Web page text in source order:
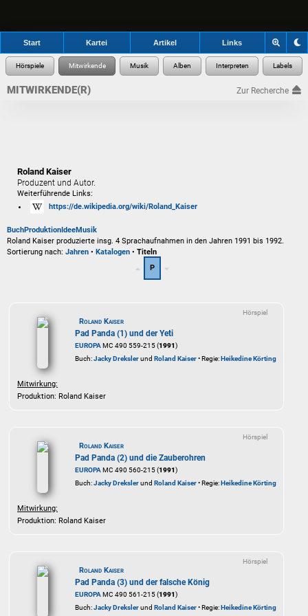
Start Kartei Artikel Links
MITWIRKENDE(R) Zur Recherche
Roland Kaiser
Produzent und Autor.
Weiterführende Links:
https://de.wikipedia.org/wiki/Roland_Kaiser
BuchProduktion IdeeMusik
Roland Kaiser produzierte insg. 4 Sprachaufnahmen in den Jahren 1991 bis 1992.
Sortierung nach: Jahren • Katalogen • Titeln
P
Hörspiel
Roland Kaiser
Pad Panda (1) und der Yeti
EUROPAMC 490 559-215 (1991)
Buch:Jacky Drekslerund Roland Kaiser• Regie:Heikedine Körting
Mitwirkung:
Produktion: Roland Kaiser
Hörspiel
Roland Kaiser
Pad Panda (2) und die Zauberohren
EUROPAMC 490 560-215 (1991)
Buch:Jacky Drekslerund Roland Kaiser• Regie:Heikedine Körting
Mitwirkung:
Produktion: Roland Kaiser
Hörspiel
Roland Kaiser
Pad Panda (3) und der falsche König
EUROPAMC 490 561-215 (1991)
Buch:Jacky Drekslerund Roland Kaiser• Regie:Heikedine Körting